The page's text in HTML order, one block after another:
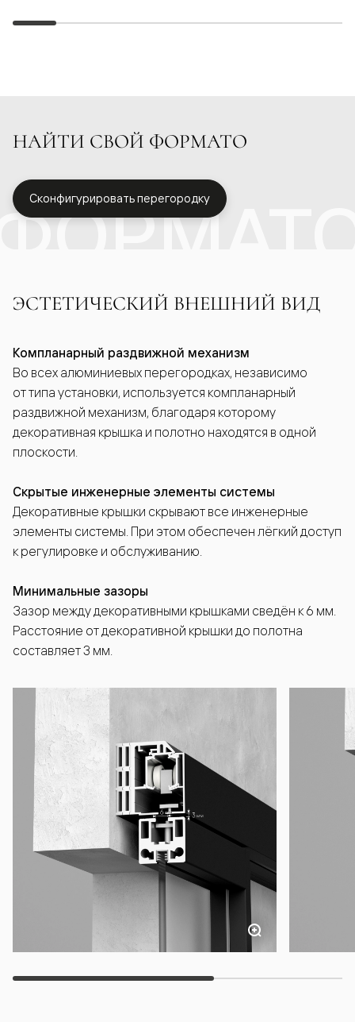
НАЙТИ СВОЙ ФОРМАТО
Сконфигурировать перегородку
ЭСТЕТИЧЕСКИЙ ВНЕШНИЙ ВИД
Компланарный раздвижной механизм
Во всех алюминиевых перегородках, независимо
от типа установки, используется компланарный
раздвижной механизм, благодаря которому
декоративная крышка и полотно находятся в одной
плоскости.
Скрытые инженерные элементы системы
Декоративные крышки скрывают все инженерные
элементы системы. При этом обеспечен лёгкий доступ
к регулировке и обслуживанию.
Минимальные зазоры
Зазор между декоративными крышками сведён к 6 мм.
Расстояние от декоративной крышки до полотна
составляет 3 мм.